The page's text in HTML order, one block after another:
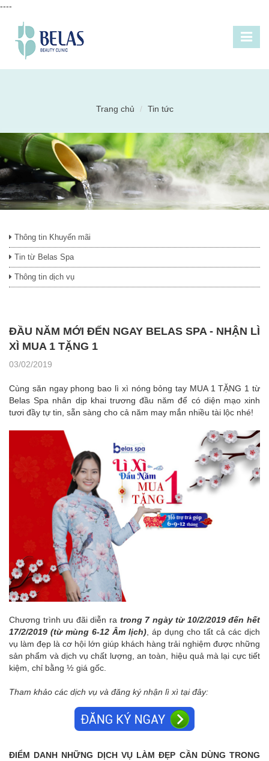
----
Trang chủ Tin tức
Thông tin Khuyến mãi
Tin từ Belas Spa
Thông tin dịch vụ
ĐẦU NĂM MỚI ĐẾN NGAY BELAS SPA - NHẬN LÌ
XÌ MUA 1 TẶNG 1
03/02/2019
Cùng săn ngay phong bao lì xì nóng bỏng tay MUA 1 TẶNG 1từ
Belas Spa nhân dịp khai trương đầu năm để có diện mạo xinh
tươi đầy tự tin, sẵn sàng cho cả năm may mắn nhiều tài lộc nhé!
Chương trình ưu đãi diễn ra trong 7 ngày từ 10/2/2019 đến hết
17/2/2019 (từ mùng 6-12 Âm lịch) , áp dụng cho tất cả các dịch
vụ làm đẹp là cơ hội lớn giúp khách hàng trải nghiệm được những
sản phẩm và dịch vụ chất lượng, an toàn, hiệu quả mà lại cực tiết
kiệm, chỉ bằng ½ giá gốc.
Tham khảo các dịch vụ và đăng ký nhận lì xì tại đây:
ĐIỂM DANH NHỮNG DỊCH VỤ LÀM ĐẸP CẦN DÙNG TRONG